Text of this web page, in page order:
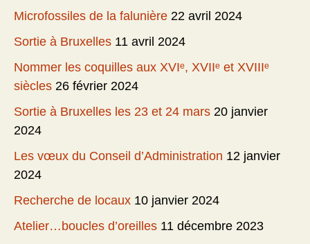
Microfossiles de la falunière 22 avril 2024
Sortie à Bruxelles 11 avril 2024
Nommer les coquilles aux XVIᵉ, XVIIᵉ et XVIIIᵉ
siècles 26 février 2024
Sortie à Bruxelles les 23 et 24 mars 20 janvier
2024
Les vœux du Conseil d’Administration 12 janvier
2024
Recherche de locaux 10 janvier 2024
Atelier…boucles d’oreilles 11 décembre 2023